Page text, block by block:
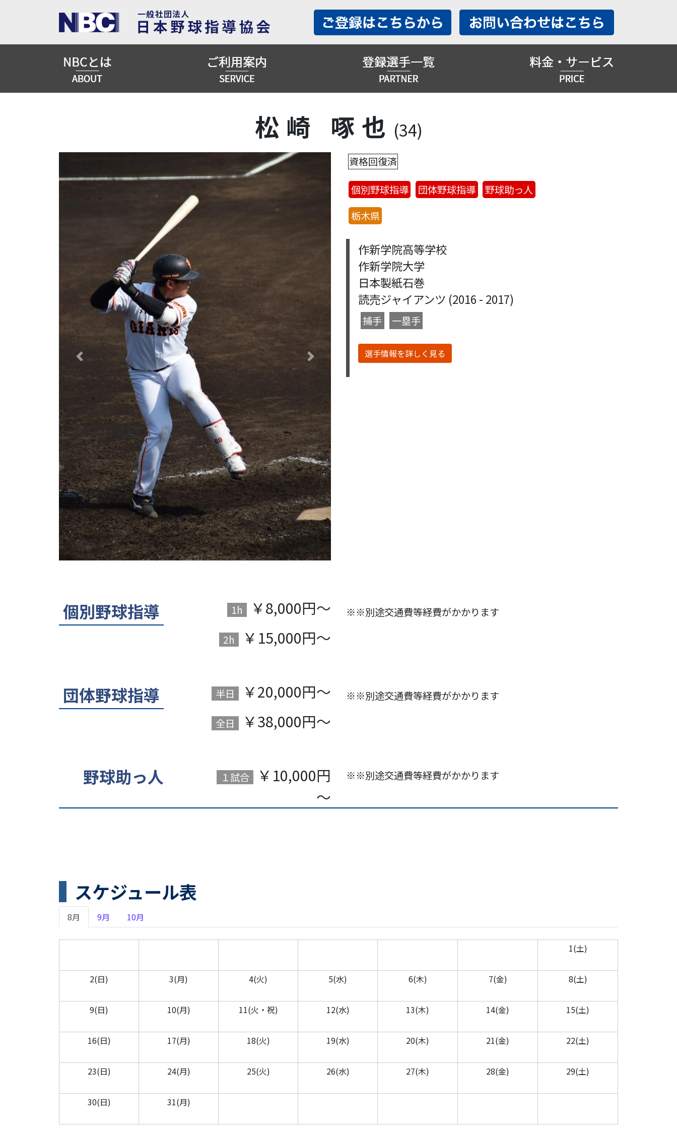
松崎 啄也 (34)
Previous Next
資格回復済
個別野球指導
団体野球指導
野球助っ人
栃木県
作新学院高等学校
作新学院大学
日本製紙石巻
読売ジャイアンツ (2016 - 2017)
捕手 一塁手
選手情報を詳しく見る
個別野球指導 1h ￥8,000円～
2h ￥15,000円～
※※別途交通費等経費がかかります
団体野球指導 半日 ￥20,000円～
全日 ￥38,000円～
※※別途交通費等経費がかかります
野球助っ人 １試合
￥10,000円
～
※※別途交通費等経費がかかります
スケジュール表
8月 9月 10月
1(土)
2(日) 3(月) 4(火) 5(水) 6(木) 7(金) 8(土)
9(日) 10(月) 11(火・祝) 12(水) 13(木) 14(金) 15(土)
16(日) 17(月) 18(火) 19(水) 20(木) 21(金) 22(土)
23(日) 24(月) 25(火) 26(水) 27(木) 28(金) 29(土)
30(日) 31(月)